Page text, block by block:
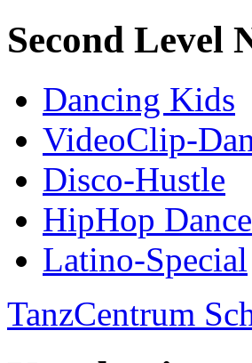
Second Level
Dancing Kids
VideoClip-
Disco-Hustle
HipHop
Latino-Special
TanzCentrum